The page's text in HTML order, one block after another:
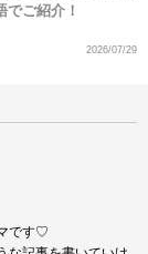
ご紹介！
2026/07/29
です♡